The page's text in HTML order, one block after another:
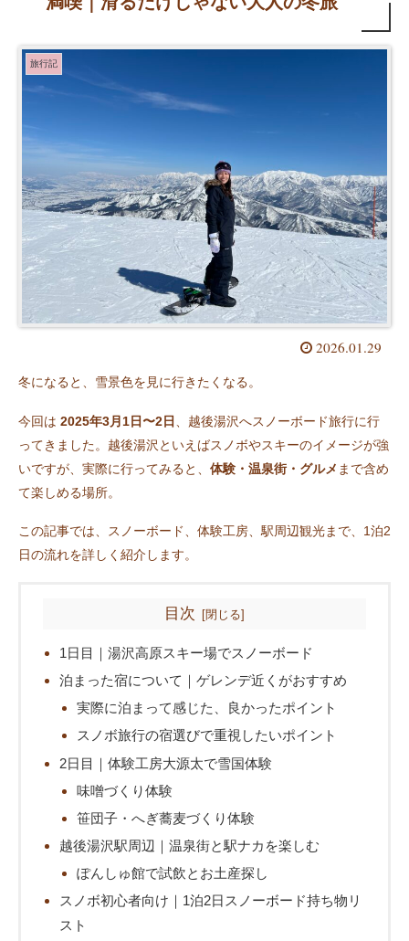
旅行記
2026.01.29
冬になると、雪景色を見に行きたくなる。
今回は 2025年3月1日〜2日
、越後湯沢へスノーボード旅行に行
ってきました。越後湯沢といえばスノボやスキーのイメージが強
いですが、実際に行ってみると、 体験・温泉街・グルメ まで含め
て楽しめる場所。
この記事では、スノーボード、体験工房、駅周辺観光まで、1泊2
日の流れを詳しく紹介します。
目次
1日目｜湯沢高原スキー場でスノーボード
泊まった宿について｜ゲレンデ近くがおすすめ
実際に泊まって感じた、良かったポイント
スノボ旅行の宿選びで重視したいポイント
2日目｜体験工房大源太で雪国体験
味噌づくり体験
笹団子・へぎ蕎麦づくり体験
越後湯沢駅周辺｜温泉街と駅ナカを楽しむ
ぽんしゅ館で試飲とお土産探し
スノボ初心者向け｜1泊2日スノーボード持ち物リ
スト